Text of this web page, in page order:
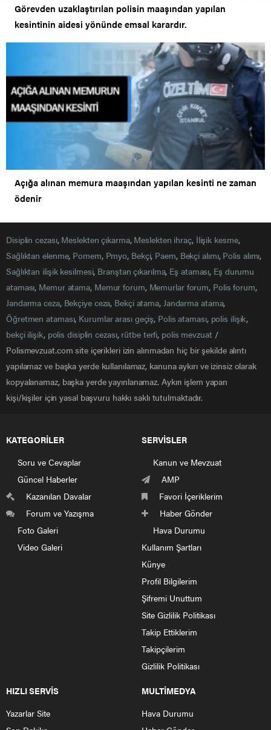
Görevden uzaklaştırılan polisin maaşından yapılan
kesintinin aidesi yönünde emsal karardır.
Açığa alınan memura maaşından yapılan kesinti ne zaman
ödenir
Disiplin cezası, Meslekten çıkarma, Meslekten ihraç, İlişik kesme,
Sağlıktan elenme, Pomem, Pmyo, Bekçi, Paem, Bekçi alımı, Polis alımı,
Sağlıktan ilişik kesilmesi, Branştan çıkarılma, Eş ataması, Eş durumu
ataması, Memur atama, Memur forum, Memurlar forum, Polis forum,
Jandarma ceza, Bekçiye ceza, Bekçi atama, Jandarma atama,
Öğretmen ataması, Kurumlar arası geçiş, Polis ataması, polis ilişik,
bekçi ilişik, polis disiplin cezası, rütbe terfi, polis mevzuat/
Polismevzuat.com site içerikleri izin alınmadan hiç bir şekilde alıntı
yapılamaz ve başka yerde kullanılamaz, kanuna aykırı ve izinsiz olarak
kopyalanamaz, başka yerde yayınlanamaz. Aykırı işlem yapan
kişi/kişiler için yasal başvuru hakkı saklı tutulmaktadır.
KATEGORİLER
Soru ve Cevaplar
Güncel Haberler
Kazanılan Davalar
Forum ve Yazışma
Foto Galeri
Video Galeri
SERVİSLER
Kanun ve Mevzuat
AMP
Favori İçeriklerim
Haber Gönder
Hava Durumu
Kullanım Şartları
Künye
Profil Bilgilerim
Şifremi Unuttum
Site Gizlilik Politikası
Takip Ettiklerim
Takipçilerim
Gizlilik Politikası
HIZLI SERVİS
Yazarlar Site
MULTİMEDYA
Hava Durumu